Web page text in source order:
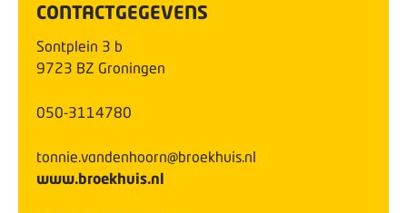
CONTACTGEGEVENS
Sontplein 3 b
9723 BZ Groningen
050-3114780
tonnie.vandenhoorn@broekhuis.nl
www.broekhuis.nl